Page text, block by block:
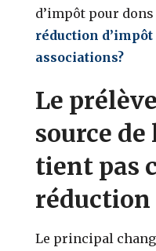
d’impôt pour
réduction
associations?
Le
source de
tient pas
réduction
Le principal